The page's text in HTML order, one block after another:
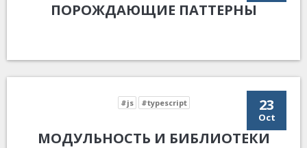
ПОРОЖДАЮЩИЕ ПАТТЕРНЫ
23
Oct
#js #typescript
МОДУЛЬНОСТЬ И БИБЛИОТЕКИ